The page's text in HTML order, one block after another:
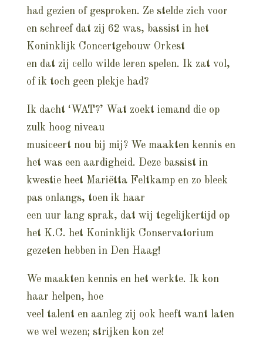
had gezien of gesproken. Ze stelde zich voor
en schreef dat zij 62 was, bassist in het
Koninklijk Concertgebouw Orkest
en dat zij cello wilde leren spelen. Ik zat vol,
of ik toch geen plekje had?
Ik dacht ‘WAT?’ Wat zoekt iemand die op
zulk hoog niveau
musiceert nou bij mij? We maakten kennis en
het was een aardigheid. Deze bassist in
kwestie heet Mariëtta Feltkamp en zo bleek
pas onlangs, toen ik haar
een uur lang sprak, dat wij tegelijkertijd op
het K.C. het Koninklijk Conservatorium
gezeten hebben in Den Haag!
We maakten kennis en het werkte. Ik kon
haar helpen, hoe
veel talent en aanleg zij ook heeft want laten
we wel wezen; strijken kon ze!